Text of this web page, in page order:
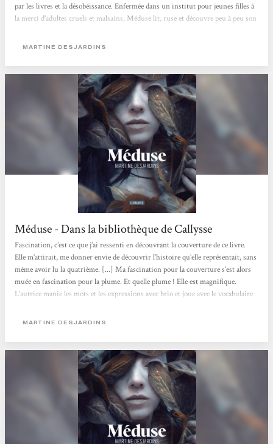
par les livres et la désobéissance. Enfermée dans un institut pour jeunes filles à
la merci d’adultes cruels et malsains, Méduse lit, ruse et découvre peu à peu son
flirte avec l’horreur, Martine Desjardins nous fascine avec ce récit...
MARTINE DESJARDINS
Méduse - Dans la bibliothèque de Callysse
Fascination, c’est ce que j’ai ressenti en découvrant la couverture de ce livre.
Elle m’attirait, me donner envie de découvrir l’histoire qu’elle représentait, sans
même avoir lu la quatrième. [...] Ma fascination pour la couverture s’est alors
muée en fascination pour la plume. Et quelle plume ! Elle est magnifique.
L’autrice manie les mots et les expressions avec brio et joue avec le vocabulaire
l’histoire de la Méduse mythologique à celle de sa Méduse. Il y a une telle
MARTINE DESJARDINS